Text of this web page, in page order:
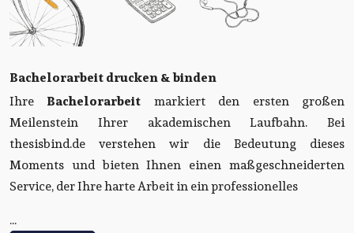
Bachelorarbeit drucken & binden
Ihre Bachelorarbeit markiert den ersten großen
Meilenstein Ihrer akademischen Laufbahn. Bei
thesisbind.de verstehen wir die Bedeutung dieses
Moments und bieten Ihnen einen maßgeschneiderten
Service, der Ihre harte Arbeit in ein professionelles
...